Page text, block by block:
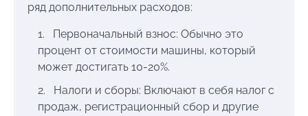
ряд дополнительных расходов:
Первоначальный взнос: Обычно это
процент от стоимости машины, который
может достигать 10-20%.
Налоги и сборы: Включают в себя налог с
продаж, регистрационный сбор и другие